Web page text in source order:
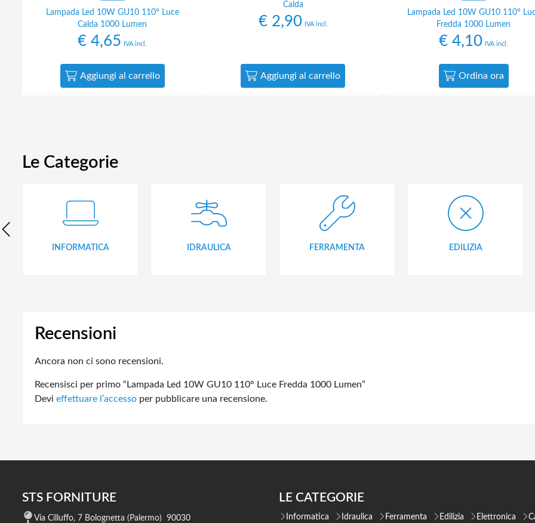
Lampada Led 10W GU10 110° Luce
Calda 1000 Lumen
€ 4,65 IVA incl.
Aggiungi al carrello
Calda
€2,90 IVA incl.
Aggiungi al carrello
Lampada Led 10W GU10 110°
Fredda 1000 Lumen
€ 4,10 IVA incl.
Ordina ora
Le Categorie
INFORMATICA IDRAULICA FERRAMENTA EDILIZIA
Recensioni
Ancora non ci sono recensioni.
Recensisci per primo “Lampada Led 10W GU10 110° Luce Fredda 1000 Lumen”
Devi effettuare l’accesso per pubblicare una recensione.
STS FORNITURE
Via Cilluffo, 7 Bolognetta (Palermo) 90030
LE CATEGORIE
Informatica Idraulica Ferramenta Edilizia Elettronica